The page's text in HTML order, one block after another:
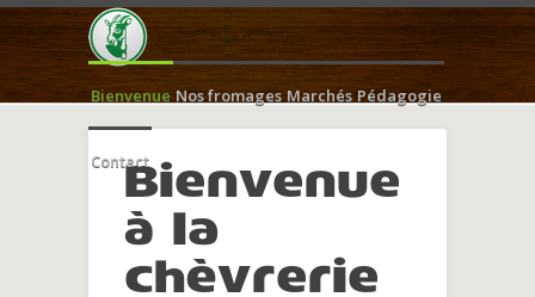
Bienvenue Nos fromages Marchés Pédagogie
ContactBienvenue
à la
chèvrerie